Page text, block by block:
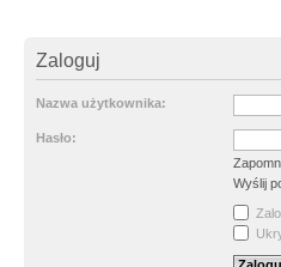
Zaloguj
Nazwa użytkownika:
Hasło:
Wyślij